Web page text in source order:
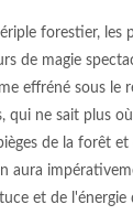
forestier, les
de magie
effréné sous le
qui ne sait plus
de la forêt
aura
et de l'énergie